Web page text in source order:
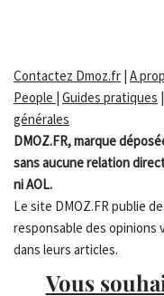
Contactez Dmoz.fr | A
People | Guides pratiques |
générales
DMOZ.FR, marque
sans aucune relation
ni AOL.
Le site DMOZ.FR publie
responsable des
dans leurs articles.
Vous